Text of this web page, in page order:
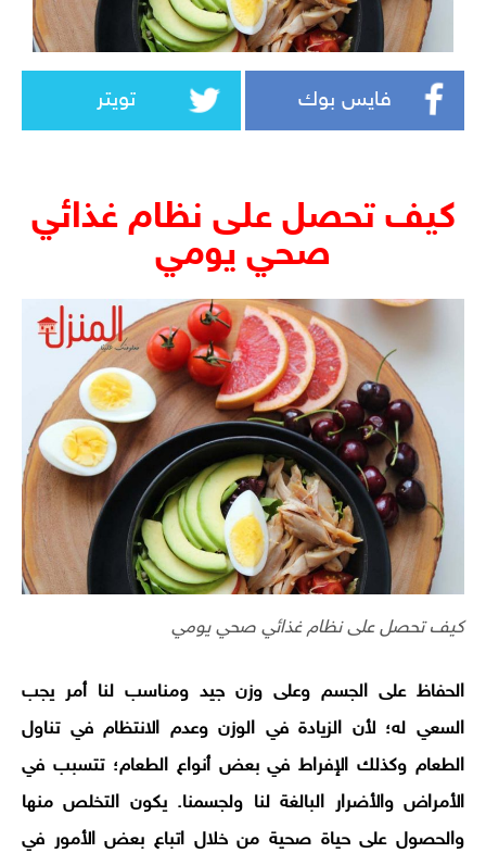
فايس بوك تويتر
كيف تحصل على نظام غذائي
صحي يومي
كيف تحصل على نظام غذائي صحي يومي
الحفاظ على الجسم وعلى وزن جيد ومناسب لنا أمر يجب
السعي له؛ لأن الزيادة في الوزن وعدم الانتظام في تناول
الطعام وكذلك الإفراط في بعض أنواع الطعام؛ تتسبب في
الأمراض والأضرار البالغة لنا ولجسمنا. يكون التخلص منها
والحصول على حياة صحية من خلال اتباع بعض الأمور في